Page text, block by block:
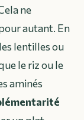
ne
autant. En
lentilles ou
le riz ou le
aminés